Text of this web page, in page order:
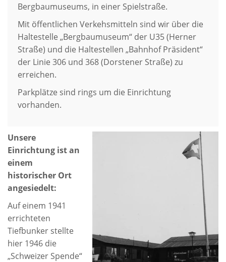
Bergbaumuseums, in einer Spielstraße.
Mit öffentlichen Verkehsmitteln sind wir über die
Haltestelle „Bergbaumuseum“ der U35 (Herner
Straße) und die Haltestellen „Bahnhof Präsident“
der Linie 306 und 368 (Dorstener Straße) zu
erreichen.
Parkplätze sind rings um die Einrichtung
vorhanden.
Unsere
Einrichtung ist an
einem
historischer Ort
angesiedelt:
Auf einem 1941
errichteten
Tiefbunker stellte
hier 1946 die
„Schweizer Spende“